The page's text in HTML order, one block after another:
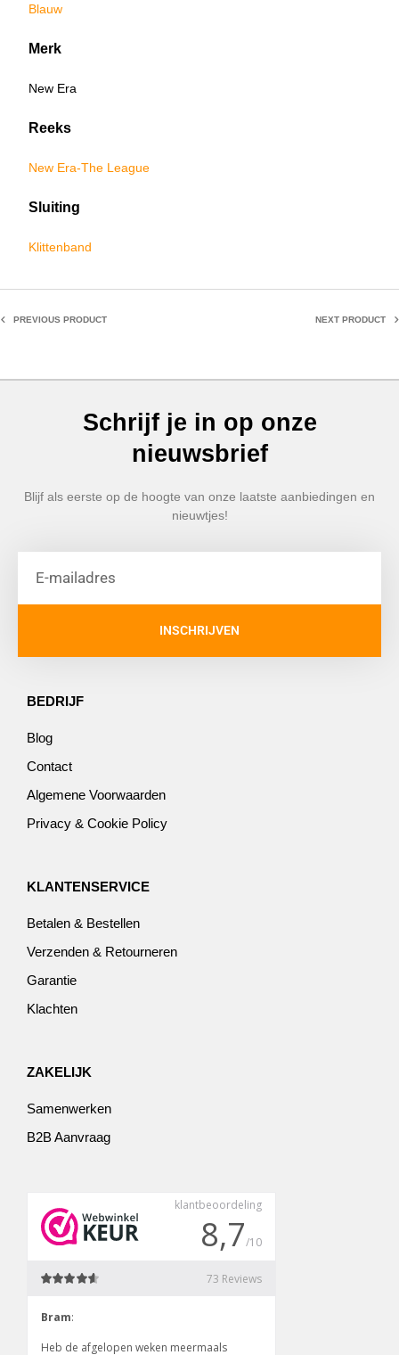
Blauw
Merk
New Era
Reeks
New Era-The League
Sluiting
Klittenband
PREVIOUS PRODUCT NEXT PRODUCT
Schrijf je in op onze
nieuwsbrief
Blijf als eerste op de hoogte van onze laatste aanbiedingen en
nieuwtjes!
INSCHRIJVEN
BEDRIJF
Blog
Contact
Algemene Voorwaarden
Privacy & Cookie Policy
KLANTENSERVICE
Betalen & Bestellen
Verzenden & Retourneren
Garantie
Klachten
ZAKELIJK
Samenwerken
B2B Aanvraag